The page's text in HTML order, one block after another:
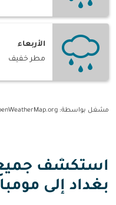
الأربعاء
مطر خفيف
مشغل بواسطة: OpenWeatherMap.org
استكشف
بغداد إلى